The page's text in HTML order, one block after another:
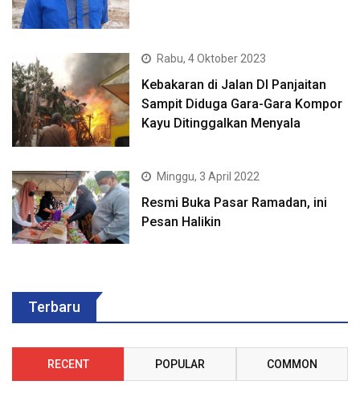
Rabu, 4 Oktober 2023
Kebakaran di Jalan DI Panjaitan
Sampit Diduga Gara-Gara Kompor
Kayu Ditinggalkan Menyala
Minggu, 3 April 2022
Resmi Buka Pasar Ramadan, ini
Pesan Halikin
Terbaru
RECENT POPULAR COMMON